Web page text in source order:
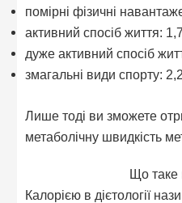
помірні фізичні
активний спосіб життя:
дуже активний спосіб
змагальні види спорту:
Лише тоді ви зможете
метаболічну швидкість
Що таке
Калорією в дієтології